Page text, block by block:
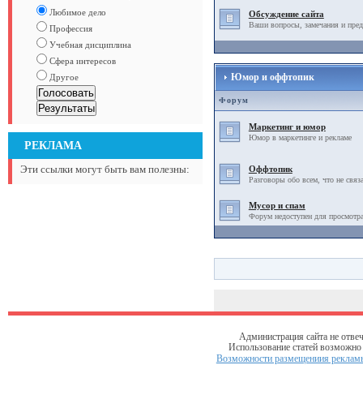
Любимое дело
Профессия
Учебная дисциплина
Сфера интересов
Другое
РЕКЛАМА
Эти ссылки могут быть вам полезны:
Обсуждение сайта
Ваши вопросы, замечания и
Юмор и оффтопик
Форум
Маркетинг и юмор
Юмор в маркетинге и рекламе
Оффтопик
Разговоры обо всем, что не
Мусор и спам
Форум недоступен для
Администрация сайта не
Использование статей
Возможности размещениия